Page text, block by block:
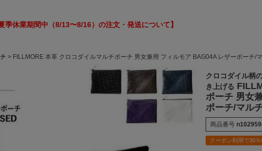
夏季休業期間中（8/13〜8/16）の注文・発送について】
FILLMORE 本革 クロコダイルマルチポーチ 男女兼用 フィルモア BAG04A レザーポーチ/
クロコダイル柄
き上げる
ポーチ 男女
ポーチ/マル
商品番号
クーポン利用で30